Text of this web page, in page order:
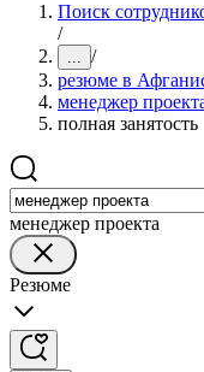
Поиск
/
... /
резюме в
менеджер
полная занятость
менеджер проекта
Резюме